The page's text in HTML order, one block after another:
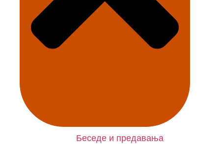
Беседе и предавања